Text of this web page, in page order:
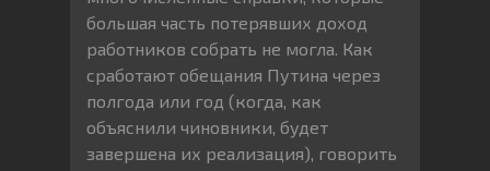
большая часть потерявших доход
работников собрать не могла. Как
сработают обещания Путина через
полгода или год (когда, как
объяснили чиновники, будет
завершена их реализация), говорить